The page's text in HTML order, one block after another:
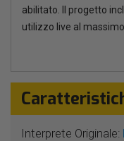
abilitato. Il progetto
utilizzo live al
Interprete Originale: